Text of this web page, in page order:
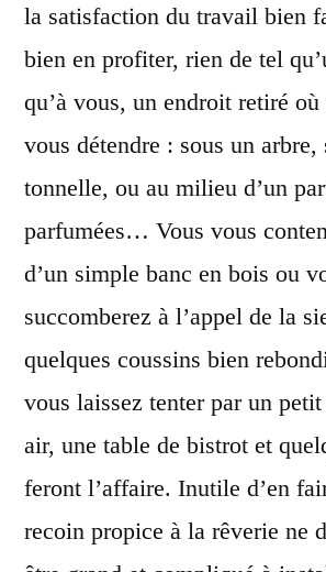
la satisfaction du travail bien
bien en profiter, rien de tel
qu’à vous, un endroit retiré
vous détendre : sous un arbre,
tonnelle, ou au milieu d’un
parfumées… Vous vous
d’un simple banc en bois ou
succomberez à l’appel de la
quelques coussins bien
vous laissez tenter par un
air, une table de bistrot et
feront l’affaire. Inutile d’en
recoin propice à la rêverie ne